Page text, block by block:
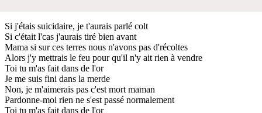
Si j'étais suicidaire, je t'aurais parlé colt
Si c'était l'cas j'aurais tiré bien avant
Mama si sur ces terres nous n'avons pas d'récoltes
Alors j'y mettrais le feu pour qu'il n'y ait rien à vendre
Toi tu m'as fait dans de l'or
Je me suis fini dans la merde
Non, je m'aimerais pas c'est mort maman
Pardonne-moi rien ne s'est passé normalement
Toi tu m'as fait dans de l'or